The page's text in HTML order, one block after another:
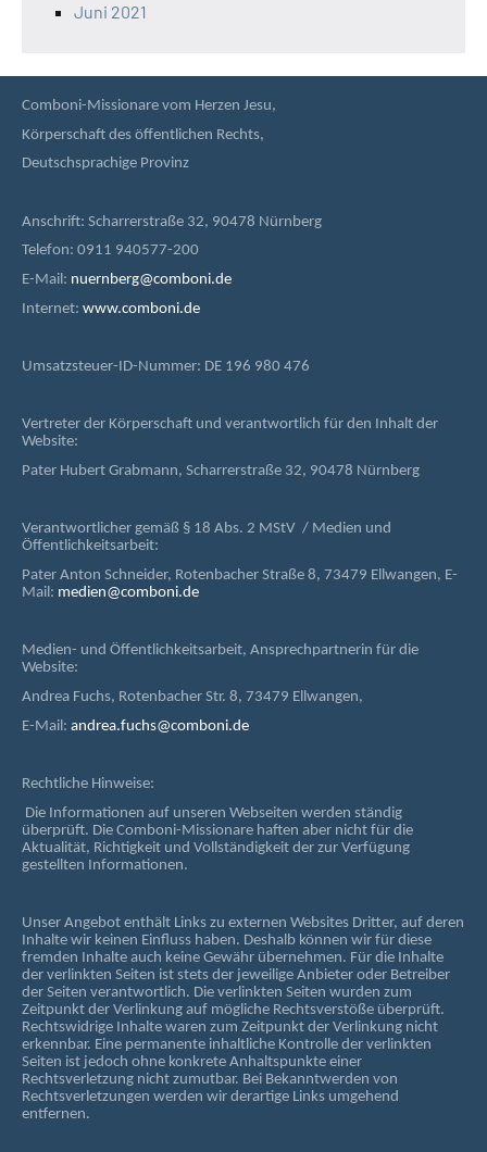
Juni 2021
Comboni-Missionare vom Herzen Jesu,
Körperschaft des öffentlichen Rechts,
Deutschsprachige Provinz
Anschrift: Scharrerstraße 32, 90478 Nürnberg
Telefon: 0911 940577-200
E-Mail: nuernberg@comboni.de
Internet: www.comboni.de
Umsatzsteuer-ID-Nummer: DE 196 980 476
Vertreter der Körperschaft und verantwortlich für den Inhalt der
Website:
Pater Hubert Grabmann, Scharrerstraße 32, 90478 Nürnberg
Verantwortlicher gemäß § 18 Abs. 2 MStV / Medien und
Öffentlichkeitsarbeit:
Pater Anton Schneider, Rotenbacher Straße 8, 73479 Ellwangen, E-
Mail: medien@comboni.de
Medien- und Öffentlichkeitsarbeit, Ansprechpartnerin für die
Website:
Andrea Fuchs, Rotenbacher Str. 8, 73479 Ellwangen,
E-Mail: andrea.fuchs@comboni.de
Rechtliche Hinweise:
Die Informationen auf unseren Webseiten werden ständig
überprüft. Die Comboni-Missionare haften aber nicht für die
Aktualität, Richtigkeit und Vollständigkeit der zur Verfügung
gestellten Informationen.
Unser Angebot enthält Links zu externen Websites Dritter, auf deren
Inhalte wir keinen Einfluss haben. Deshalb können wir für diese
fremden Inhalte auch keine Gewähr übernehmen. Für die Inhalte
der verlinkten Seiten ist stets der jeweilige Anbieter oder Betreiber
der Seiten verantwortlich. Die verlinkten Seiten wurden zum
Zeitpunkt der Verlinkung auf mögliche Rechtsverstöße überprüft.
Rechtswidrige Inhalte waren zum Zeitpunkt der Verlinkung nicht
erkennbar. Eine permanente inhaltliche Kontrolle der verlinkten
Seiten ist jedoch ohne konkrete Anhaltspunkte einer
Rechtsverletzung nicht zumutbar. Bei Bekanntwerden von
Rechtsverletzungen werden wir derartige Links umgehend
entfernen.